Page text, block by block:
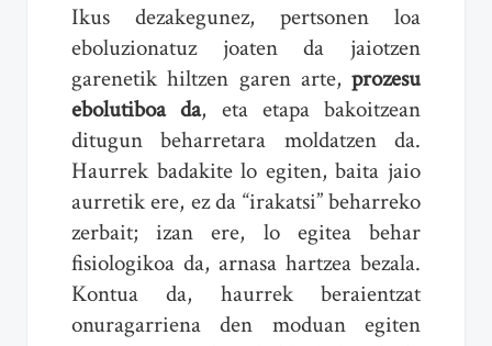
Ikus dezakegunez, pertsonen loa
eboluzionatuz joaten da jaiotzen
garenetik hiltzen garen arte, prozesu
ebolutiboa da, eta etapa bakoitzean
ditugun beharretara moldatzen da.
Haurrek badakite lo egiten, baita jaio
aurretik ere, ez da “irakatsi” beharreko
zerbait; izan ere, lo egitea behar
fisiologikoa da, arnasa hartzea bezala.
Kontua da, haurrek beraientzat
onuragarriena den moduan egiten